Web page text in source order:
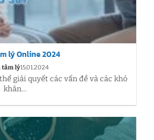
lý Online 2024
tâm lý15.01.2024
giải quyết các vấn đề và các khó
khăn...